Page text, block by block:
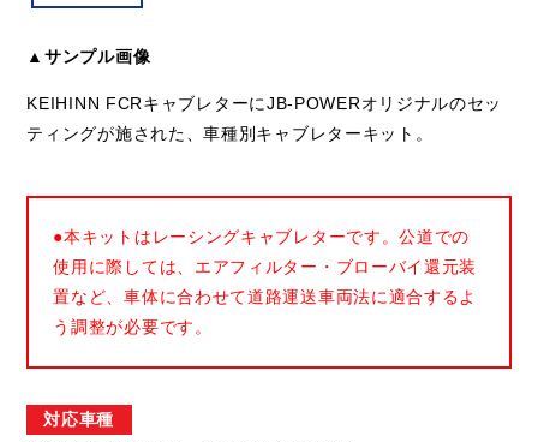
▲サンプル画像
KEIHINN FCRキャブレターにJB-POWERオリジナルのセッ
ティングが施された、車種別キャブレターキット。
●本キットはレーシングキャブレターです。公道での
使用に際しては、エアフィルター・ブローバイ還元装
置など、車体に合わせて道路運送車両法に適合するよ
う調整が必要です。
対応車種